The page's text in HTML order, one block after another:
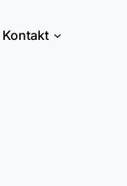
Kontakt